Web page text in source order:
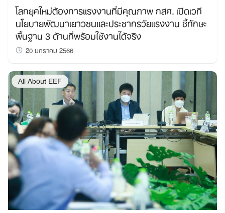
โลกยุคใหม่ต้องการแรงงานที่มีคุณภาพ กสศ. เปิดเวที
นโยบายพัฒนาเยาวชนและประชากรวัยแรงงาน ชี้ทักษะ
พื้นฐาน 3 ด้านที่พร้อมใช้งานได้จริง
20 มกราคม 2566
All About EEF